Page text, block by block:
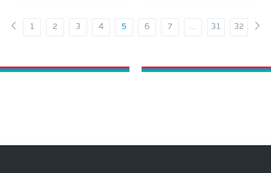
1 2 3 4 5 6 7 ... 31 32